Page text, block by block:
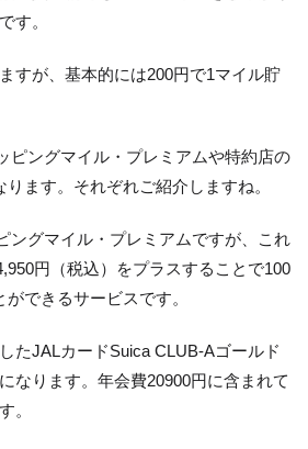
す。
すが、基本的には200円で1マイル貯
ピングマイル・プレミアムや特約店の
ます。それぞれご紹介しますね。
ングマイル・プレミアムですが、これ
円（税込）をプラスすることで100
できるサービスです。
たJALカードSuica CLUB-Aゴールド
なります。年会費20900円に含まれて
。